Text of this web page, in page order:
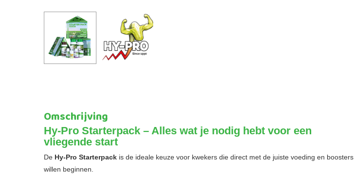
Omschrijving
Hy-Pro Starterpack – Alles wat je nodig hebt voor een
vliegende start
De Hy-Pro Starterpack is de ideale keuze voor kwekers die direct met de juiste voeding en boosters
willen beginnen.